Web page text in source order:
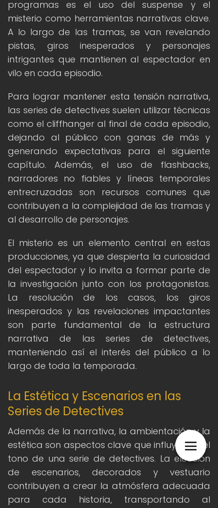
programas es el uso del suspense y el
misterio como herramientas narrativas clave.
A lo largo de las tramas, se van revelando
pistas, giros inesperados y personajes
intrigantes que mantienen al espectador en
vilo en cada episodio.
Para lograr mantener esta tensión narrativa,
las series de detectives suelen utilizar técnicas
como el cliffhanger al final de cada episodio,
dejando al público con ganas de más y
generando expectativas para el siguiente
capítulo. Además, el uso de flashbacks,
narradores no fiables y líneas temporales
entrecruzadas son recursos comunes que
contribuyen a la complejidad de las tramas y
al desarrollo de personajes.
El misterio es un elemento central en estas
producciones, ya que despierta la curiosidad
del espectador y lo invita a formar parte de
la investigación junto con los protagonistas.
La resolución de los casos, los giros
inesperados y las revelaciones impactantes
son parte fundamental de la estructura
narrativa de las series de detectives,
manteniendo así el interés del público a lo
largo de toda la temporada.
La Estética y Escenarios en las
Series de Detectives
Además de la narrativa, la ambientación y la
estética son aspectos clave que influyen en el
tono de una serie de detectives. La elección
de escenarios, decorados y vestuario
contribuyen a crear la atmósfera adecuada
para cada historia, transportando al